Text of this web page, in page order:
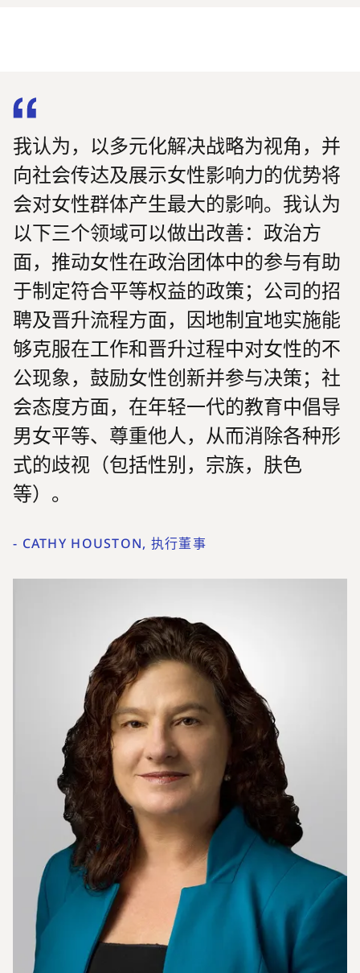
我认为，以多元化解决战略为视角，并
向社会传达及展示女性影响力的优势将
会对女性群体产生最大的影响。我认为
以下三个领域可以做出改善：政治方
面，推动女性在政治团体中的参与有助
于制定符合平等权益的政策；公司的招
聘及晋升流程方面，因地制宜地实施能
够克服在工作和晋升过程中对女性的不
公现象，鼓励女性创新并参与决策；社
会态度方面，在年轻一代的教育中倡导
男女平等、尊重他人，从而消除各种形
式的歧视（包括性别，宗族，肤色
等）。
- CATHY HOUSTON, 执行董事